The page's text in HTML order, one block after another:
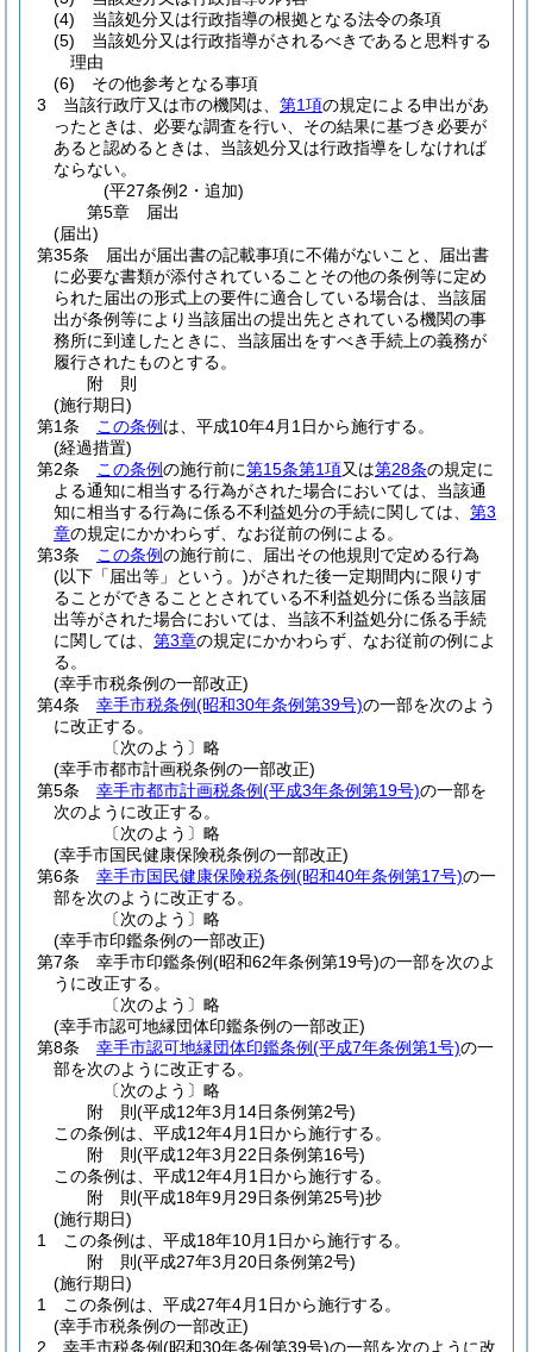
(4)
当該処分又は行政指導の根拠となる法令の条項
(5)
当該処分又は行政指導がされるべきであると思料する
理由
(6)
その他参考となる事項
3
当該行政庁又は市の機関は、 第1項の規定による申出があ
ったときは、必要な調査を行い、その結果に基づき必要が
あると認めるときは、当該処分又は行政指導をしなければ
ならない。
(平27条例2・追加)
第5章
届出
(届出)
第35条
届出が届出書の記載事項に不備がないこと、届出書
に必要な書類が添付されていることその他の条例等に定め
られた届出の形式上の要件に適合している場合は、当該届
出が条例等により当該届出の提出先とされている機関の事
務所に到達したときに、当該届出をすべき手続上の義務が
履行されたものとする。
附 則
(施行期日)
第1条
この条例 は、平成10年4月1日から施行する。
(経過措置)
第2条
この条例の施行前に第15条第1項又は第28条の規定に
よる通知に相当する行為がされた場合においては、当該通
知に相当する行為に係る不利益処分の手続に関しては、 第3
章の規定にかかわらず、なお従前の例による。
第3条
この条例の施行前に、届出その他規則で定める行為
(以下「届出等」という。)がされた後一定期間内に限りす
ることができることとされている不利益処分に係る当該届
出等がされた場合においては、当該不利益処分に係る手続
に関しては、 第3章の規定にかかわらず、なお従前の例によ
る。
(幸手市税条例の一部改正)
第4条
幸手市税条例(昭和30年条例第39号)の一部を次のよう
に改正する。
〔次のよう〕略
(幸手市都市計画税条例の一部改正)
第5条
幸手市都市計画税条例(平成3年条例第19号)の一部を
次のように改正する。
〔次のよう〕略
(幸手市国民健康保険税条例の一部改正)
第6条
幸手市国民健康保険税条例(昭和40年条例第17号)の一
部を次のように改正する。
〔次のよう〕略
(幸手市印鑑条例の一部改正)
第7条
幸手市印鑑条例(昭和62年条例第19号)の一部を次のよ
うに改正する。
〔次のよう〕略
(幸手市認可地縁団体印鑑条例の一部改正)
第8条
幸手市認可地縁団体印鑑条例(平成7年条例第1号)の一
部を次のように改正する。
〔次のよう〕略
附 則(平成12年3月14日条例第2号)
この条例は、平成12年4月1日から施行する。
附 則(平成12年3月22日条例第16号)
この条例は、平成12年4月1日から施行する。
附 則(平成18年9月29日条例第25号)抄
(施行期日)
1
この条例は、平成18年10月1日から施行する。
附 則(平成27年3月20日条例第2号)
(施行期日)
1
この条例は、平成27年4月1日から施行する。
(幸手市税条例の一部改正)
2
幸手市税条例(昭和30年条例第39号)の一部を次のように改